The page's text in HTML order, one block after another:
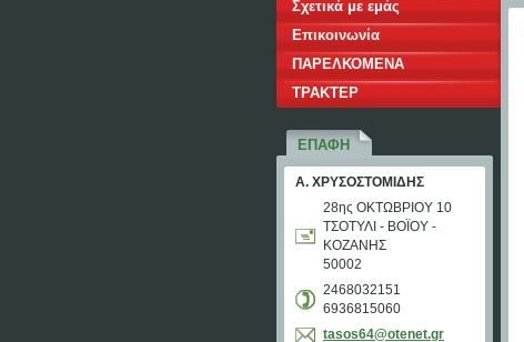
Σχετικά με εμάς
Επικοινωνία
ΠΑΡΕΛΚΟΜΕΝΑ
ΤΡΑΚΤΕΡ
ΕΠΑΦΉ
Α. ΧΡΥΣΟΣΤΟΜΙΔΗΣ
28ης ΟΚΤΩΒΡΙΟΥ 10
ΤΣΟΤΥΛΙ - ΒΟΪΟΥ -
ΚΟΖΑΝΗΣ
50002
2468032151
6936815060
tasos64@otenet.gr